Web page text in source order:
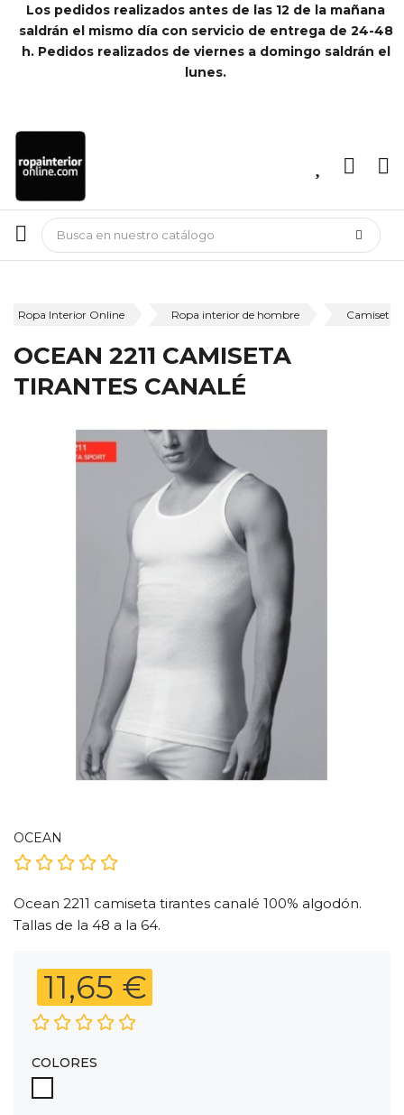
Los pedidos realizados antes de las 12 de la mañana
saldrán el mismo día con servicio de entrega de 24-48
h. Pedidos realizados de viernes a domingo saldrán el
lunes.
Ropa Interior Online Ropa interior de hombre
OCEAN 2211 CAMISETA
TIRANTES CANALÉ
OCEAN
Ocean 2211 camiseta tirantes canalé 100% algodón.
Tallas de la 48 a la 64.
11,65 €
COLORES